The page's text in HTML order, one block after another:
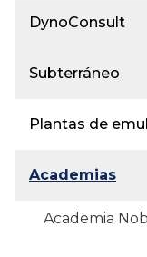
DynoConsult
Subterráneo
Plantas de
Academias
Academia